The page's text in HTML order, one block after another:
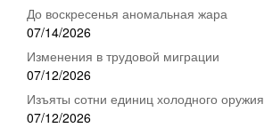
До воскресенья аномальная жара
07/14/2026
Изменения в трудовой миграции
07/12/2026
Изъяты сотни единиц холодного оружия
07/12/2026